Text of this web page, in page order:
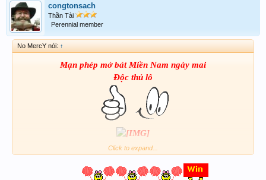
congtonsach
Thần Tài
Perennial member
No MercY nói: ↑
Mạn phép mở bát Miền Nam ngày mai
Độc thủ lô
88
Click to expand...